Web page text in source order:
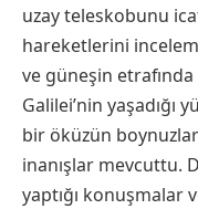
uzay teleskobunu
hareketlerini
ve güneşin
Galilei’nin yaşadığı
bir öküzün
inanışlar mevcuttu.
yaptığı konuşmalar